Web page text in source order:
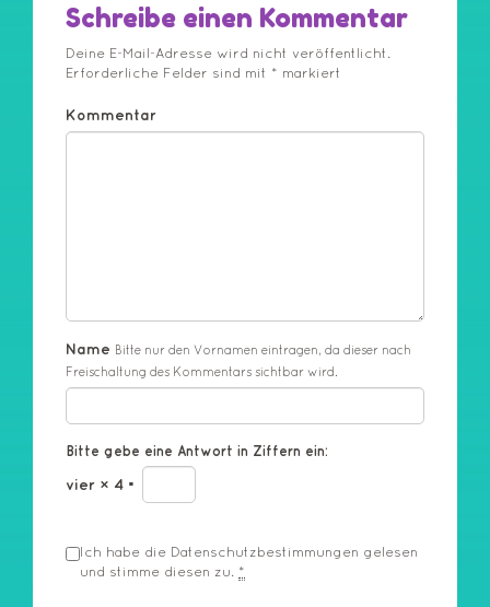
Schreibe einen Kommentar
Deine E-Mail-Adresse wird nicht veröffentlicht.
Erforderliche Felder sind mit * markiert
Kommentar
Name Bitte nur den Vornamen eintragen, da dieser nach
Freischaltung des Kommentars sichtbar wird.
Bitte gebe eine Antwort in Ziffern ein:
vier × 4 =
Ich habe die Datenschutzbestimmungen gelesen
und stimme diesen zu. *